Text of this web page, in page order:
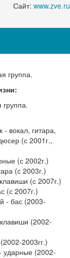
Сайт: www.zve.ru
группа.
группа.
вокал, гитара,
(с 2001г.,
(с 2002г.)
(с 2003г.)
(с 2007г.)
(с 2007г.)
- бас (2003-
(2002-
2003гг.)
ударные (2002-